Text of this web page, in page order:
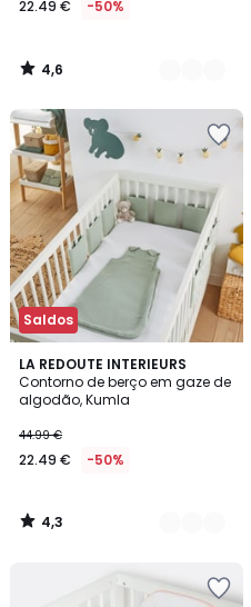
partir
22.49
€
vez
de
44.99
€
50%
de
desconto
aplicado.
22.49 € -50%
4,6
/
Saldos
LA REDOUTE INTERIEURS
Contorno de berço em gaze de
algodão, Kumla
44.99 €
22.49 € -50%
4,3
/ 5
4
Cores
4,3
/